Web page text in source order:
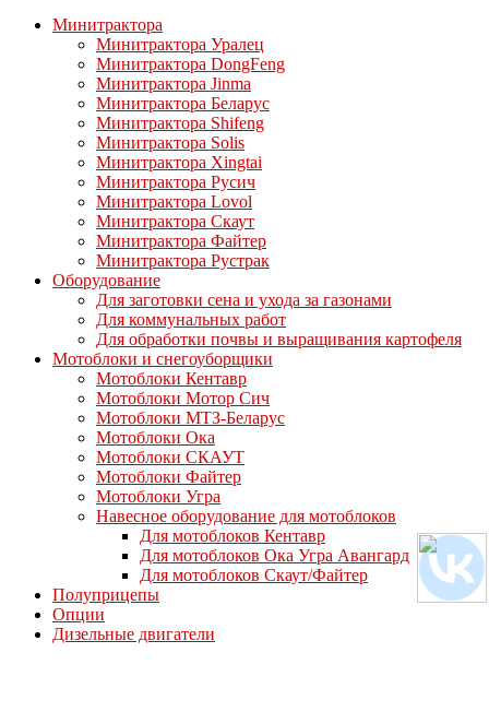
Минитрактора
Минитрактора Уралец
Минитрактора DongFeng
Минитрактора Jinma
Минитрактора Беларус
Минитрактора Shifeng
Минитрактора Solis
Минитрактора Xingtai
Минитрактора Русич
Минитрактора Lovol
Минитрактора Скаут
Минитрактора Файтер
Минитрактора Рустрак
Оборудование
Для заготовки сена и ухода за газонами
Для коммунальных работ
Для обработки почвы и выращивания картофеля
Мотоблоки и снегоуборщики
Мотоблоки Кентавр
Мотоблоки Мотор Сич
Мотоблоки МТЗ-Беларус
Мотоблоки Ока
Мотоблоки СКАУТ
Мотоблоки Файтер
Мотоблоки Угра
Навесное оборудование для мотоблоков
Для мотоблоков Кентавр
Для мотоблоков Ока Угра Авангард
Для мотоблоков Скаут/Файтер
Полуприцепы
Опции
Дизельные двигатели